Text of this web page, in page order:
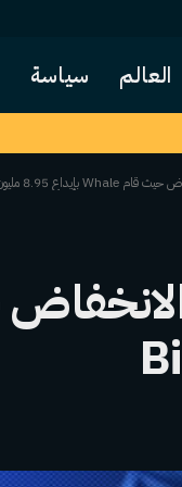
العالم سياسة